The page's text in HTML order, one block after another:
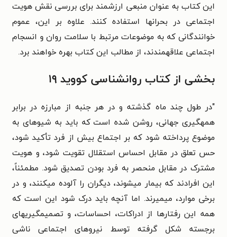
این کتاب به عنوان منبعی ارزشمند برای بررسی نقش هویت
اجتماعی در بحرانها استفاده کنند. علاوه بر این، عموم
خوانندگانی که به موضوعات مرتبط با سلامت روان و انسجام
اجتماعی علاقهمندند، از مطالب این کتاب بهره خواهند برد.
بخشی از کتاب روانشناسی کووید ۱۹
"در طول چند ماه گذشته و در هر جنبه از مبارزه در برابر
همهگیری جهانی، روشن شده است که باید به شیوهای به
موضوع پرداخته شود که بر اجتماع بیش از فرد تأکید شود،
حس تعلق در مقابل احساس استقلال تقویت شود، و هویت
مشترک در مقابل منحصر به فرد بودن تصدیق شود. مطمئناً،
این افرادند که بیمار میشوند، دیگران را آلوده میکنند، و در
برخی موارد، میمیرند. اما آنچه باید درک شود این است که
همه این رفتارها از ادراکات، احساسات، و تصمیمگیریهای
برجسته شکل گرفته توسط نیروهای اجتماعی ناشی